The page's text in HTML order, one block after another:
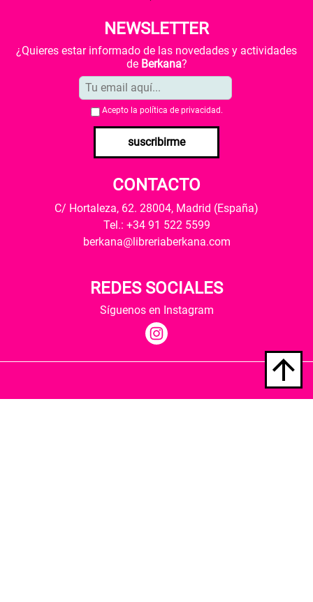
NEWSLETTER
¿Quieres estar informado de las novedades y actividades
de Berkana?
Acepto la política de privacidad .
suscribirme
CONTACTO
C/ Hortaleza, 62. 28004, Madrid (España)
Tel.: +34 91 522 5599
berkana@libreriaberkana.com
REDES SOCIALES
Síguenos en Instagram